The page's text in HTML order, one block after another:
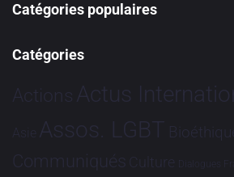
Catégories populaires
Catégories
Actions Actus
Asie Assos. LGBT
Communiqués Culture Dialogues